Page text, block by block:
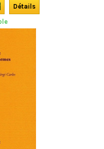
souvent savoureuses et qui
Détails